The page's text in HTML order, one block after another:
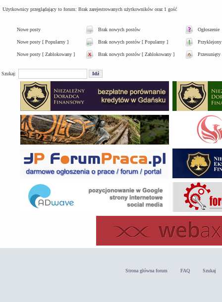
Użytkownicy przeglądający to forum: Brak zarejestrowanych użytkowników oraz 1 gość
Nowe posty Brak nowych postów Ogłoszenie
Nowe posty [ Popularny ] Brak nowych postów [ Popularny ] Przyklejony
Nowe posty [ Zablokowany ] Brak nowych postów [ Zablokowany ] Przesunięty
Szukaj:
Strona główna forum FAQ Szukaj